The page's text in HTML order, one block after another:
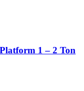
1 – 2 Ton